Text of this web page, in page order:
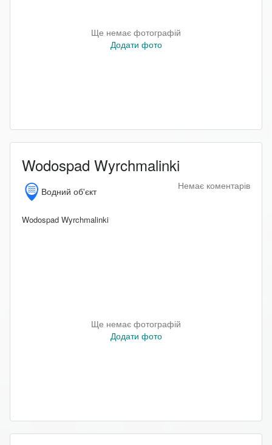
Ще немає фотографій
Додати фото
Wodospad Wyrchmalinki
Водний об'єкт
Немає коментарів
Wodospad Wyrchmalinki
Ще немає фотографій
Додати фото